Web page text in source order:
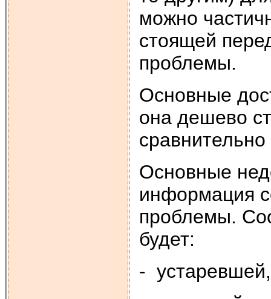
можно
стоящей
проблемы.
Основные
она дешево
Основные
информация
проблемы.
будет:
- устаревшей,